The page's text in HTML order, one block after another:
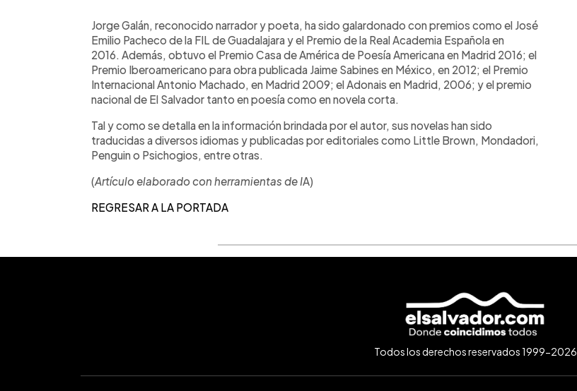
Jorge Galán, reconocido narrador y poeta, ha sido galardonado con premios como el José
Emilio Pacheco de la FIL de Guadalajara y el Premio de la Real Academia Española en
2016. Además, obtuvo el Premio Casa de América de Poesía Americana en Madrid 2016; el
Premio Iberoamericano para obra publicada Jaime Sabines en México, en 2012; el Premio
Internacional Antonio Machado, en Madrid 2009; el Adonais en Madrid, 2006; y el premio
nacional de El Salvador tanto en poesía como en novela corta.
Tal y como se detalla en la información brindada por el autor, sus novelas han sido
traducidas a diversos idiomas y publicadas por editoriales como Little Brown, Mondadori,
Penguin o Psichogios, entre otras.
(Artículo elaborado con herramientas de IA)
REGRESAR A LA PORTADA
Todos los derechos reservados 1999-2026